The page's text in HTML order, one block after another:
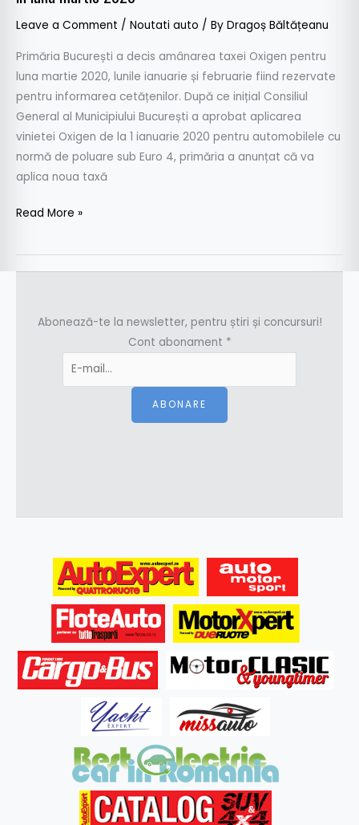
Leave a Comment / Noutati auto / By Dragoș Băltățeanu
Primăria București a decis amânarea taxei Oxigen pentru
luna martie 2020, lunile ianuarie și februarie fiind rezervate
pentru informarea cetățenilor. După ce inițial Consiliul
General al Municipiului București a aprobat aplicarea
vinietei Oxigen de la 1 ianuarie 2020 pentru automobilele cu
normă de poluare sub Euro 4, primăria a anunțat că va
aplica noua taxă
Read More »
Abonează-te la newsletter, pentru știri și concursuri!
Cont abonament *
ABONARE